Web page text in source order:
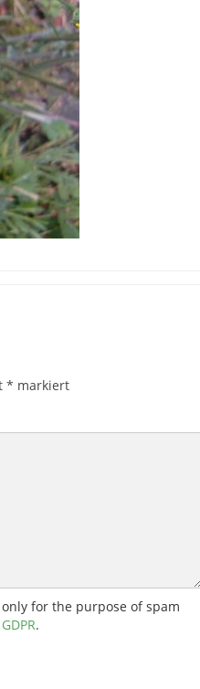
* markiert
for the purpose of spam
.